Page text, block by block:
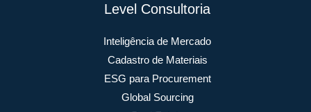
Level Consultoria
Inteligência de Mercado
Cadastro de Materiais
ESG para Procurement
Global Sourcing